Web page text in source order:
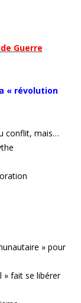
Guerre
« révolution
conflit, mais…
» pour
» fait se libérer